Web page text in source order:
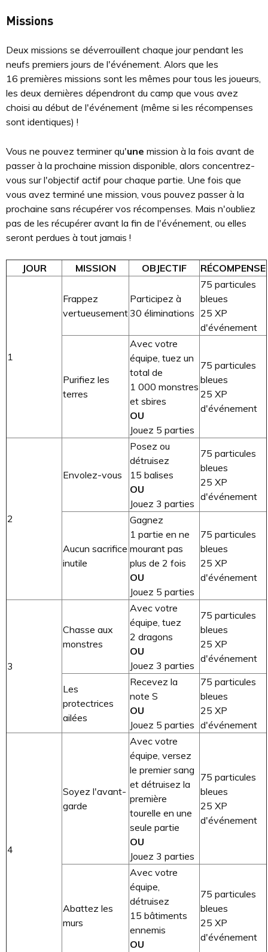
Missions
Deux missions se déverrouillent chaque jour pendant les
neufs premiers jours de l'événement. Alors que les
16 premières missions sont les mêmes pour tous les joueurs,
les deux dernières dépendront du camp que vous avez
choisi au début de l'événement (même si les récompenses
sont identiques) !
Vous ne pouvez terminer qu'une mission à la fois avant de
passer à la prochaine mission disponible, alors concentrez-
vous sur l'objectif actif pour chaque partie. Une fois que
vous avez terminé une mission, vous pouvez passer à la
prochaine sans récupérer vos récompenses. Mais n'oubliez
pas de les récupérer avant la fin de l'événement, ou elles
seront perdues à tout jamais !
JOUR MISSION OBJECTIF RÉCOMPENSE
1
Frappez
vertueusement
Participez à
30 éliminations
75 particules
bleues
25 XP
d'événement
Purifiez les
terres
Avec votre
équipe, tuez un
total de
1 000 monstres
et sbires
OU
Jouez 5 parties
75 particules
bleues
25 XP
d'événement
2
Envolez-vous
Posez ou
détruisez
15 balises
OU
Jouez 3 parties
75 particules
bleues
25 XP
d'événement
Aucun sacrifice
inutile
Gagnez
1 partie en ne
mourant pas
plus de 2 fois
OU
Jouez 5 parties
75 particules
bleues
25 XP
d'événement
3
Chasse aux
monstres
Avec votre
équipe, tuez
2 dragons
OU
Jouez 3 parties
75 particules
bleues
25 XP
d'événement
Les
protectrices
ailées
Recevez la
note S
OU
Jouez 5 parties
75 particules
bleues
25 XP
d'événement
4
Soyez l'avant-
garde
Avec votre
équipe, versez
le premier sang
et détruisez la
première
tourelle en une
seule partie
OU
Jouez 3 parties
75 particules
bleues
25 XP
d'événement
Abattez les
murs
Avec votre
équipe,
détruisez
15 bâtiments
ennemis
OU
75 particules
bleues
25 XP
d'événement